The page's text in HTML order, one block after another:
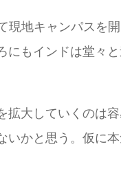
現地キャンパスを
もインドは堂々
大していくのは容
かと思う。仮に